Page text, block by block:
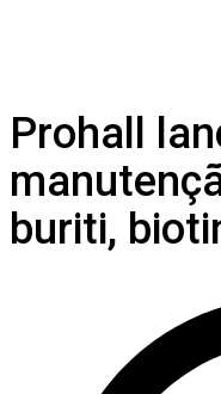
Prohall
buriti,